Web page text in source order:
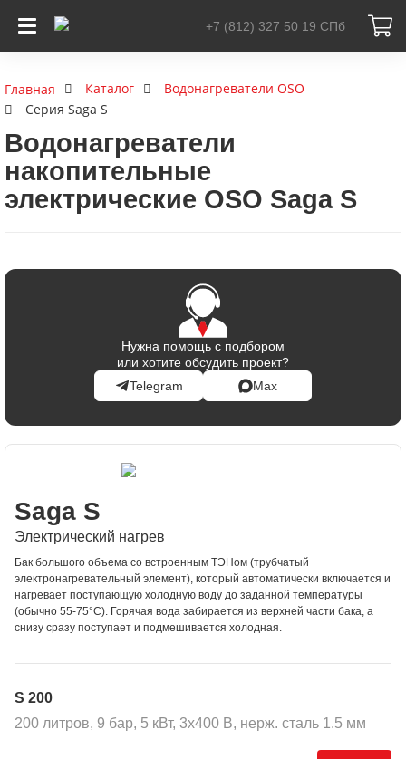
+7 (812) 327 50 19 СПб
Главная Каталог
Водонагреватели OSO
Серия Saga S
Водонагреватели
накопительные
электрические OSO Saga S
Нужна помощь с подбором
или хотите обсудить проект?
Telegram
Max
Saga S
Электрический нагрев
Бак большого объема со встроенным ТЭНом (трубчатый
электронагревательный элемент), который автоматически включается и
нагревает поступающую холодную воду до заданной температуры
(обычно 55-75°C). Горячая вода забирается из верхней части бака, а
снизу сразу поступает и подмешивается холодная.
S 200
200 литров, 9 бар, 5 кВт, 3x400 В, нерж. сталь 1.5 мм